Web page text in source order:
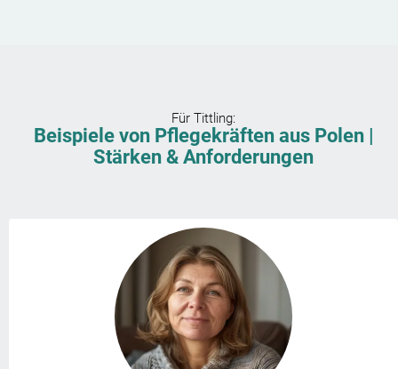
Für Tittling:
Beispiele von Pflegekräften aus Polen |
Stärken & Anforderungen